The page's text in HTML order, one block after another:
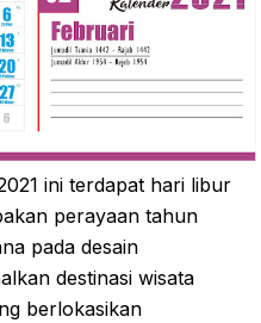
ini terdapat hari libur
perayaan tahun
pada desain
destinasi wisata
berlokasikan